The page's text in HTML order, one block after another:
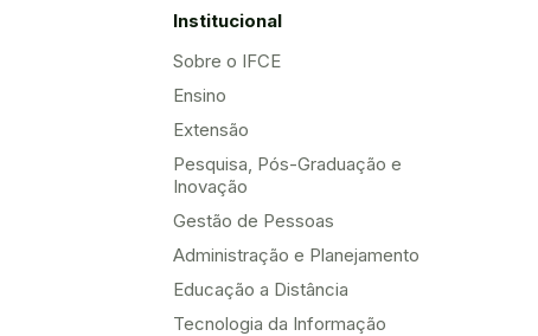
Institucional
Sobre o IFCE
Ensino
Extensão
Pesquisa, Pós-Graduação e
Inovação
Gestão de Pessoas
Administração e Planejamento
Educação a Distância
Tecnologia da Informação